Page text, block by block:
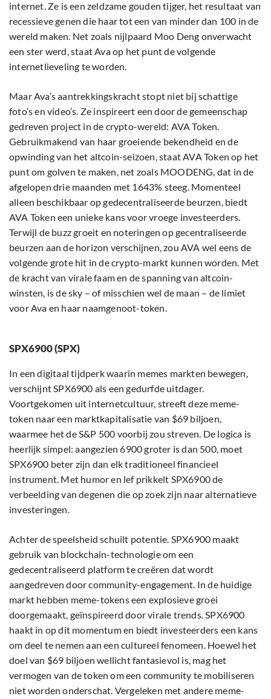
internet. Ze is een zeldzame gouden tijger, het resultaat van
recessieve genen die haar tot een van minder dan 100 in de
wereld maken. Net zoals nijlpaard Moo Deng onverwacht
een ster werd, staat Ava op het punt de volgende
internetlieveling te worden.
Maar Ava’s aantrekkingskracht stopt niet bij schattige
foto’s en video’s. Ze inspireert een door de gemeenschap
gedreven project in de crypto-wereld: AVA Token.
Gebruikmakend van haar groeiende bekendheid en de
opwinding van het altcoin-seizoen, staat AVA Token op het
punt om golven te maken, net zoals MOODENG, dat in de
afgelopen drie maanden met 1643% steeg. Momenteel
alleen beschikbaar op gedecentraliseerde beurzen, biedt
AVA Token een unieke kans voor vroege investeerders.
Terwijl de buzz groeit en noteringen op gecentraliseerde
beurzen aan de horizon verschijnen, zou AVA wel eens de
volgende grote hit in de crypto-markt kunnen worden. Met
de kracht van virale faam en de spanning van altcoin-
winsten, is de sky – of misschien wel de maan – de limiet
voor Ava en haar naamgenoot-token.
SPX6900 (SPX)
In een digitaal tijdperk waarin memes markten bewegen,
verschijnt SPX6900 als een gedurfde uitdager.
Voortgekomen uit internetcultuur, streeft deze meme-
token naar een marktkapitalisatie van $69 biljoen,
waarmee het de S&P 500 voorbij zou streven. De logica is
heerlijk simpel: aangezien 6900 groter is dan 500, moet
SPX6900 beter zijn dan elk traditioneel financieel
instrument. Met humor en lef prikkelt SPX6900 de
verbeelding van degenen die op zoek zijn naar alternatieve
investeringen.
Achter de speelsheid schuilt potentie. SPX6900 maakt
gebruik van blockchain-technologie om een
gedecentraliseerd platform te creëren dat wordt
aangedreven door community-engagement. In de huidige
markt hebben meme-tokens een explosieve groei
doorgemaakt, geïnspireerd door virale trends. SPX6900
haakt in op dit momentum en biedt investeerders een kans
om deel te nemen aan een cultureel fenomeen. Hoewel het
doel van $69 biljoen wellicht fantasievol is, mag het
vermogen van de token om een community te mobiliseren
niet worden onderschat. Vergeleken met andere meme-